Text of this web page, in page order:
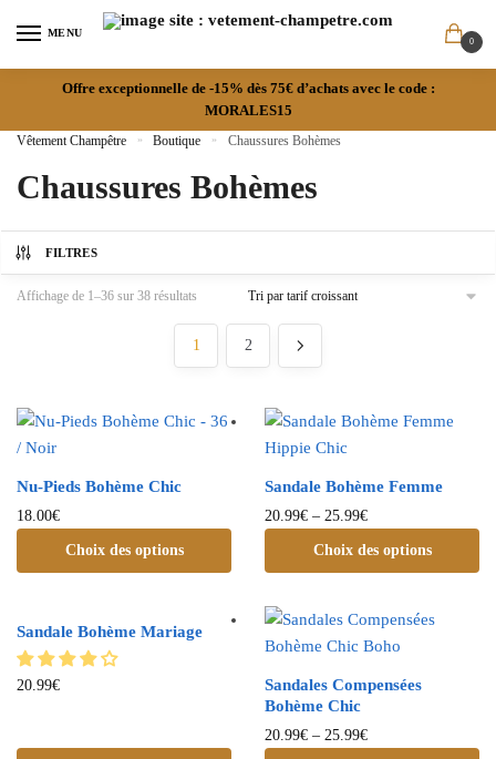
MENU
0
Offre exceptionnelle de -15% dès 75€ d’achats avec le code :
MORALES15
Vêtement Champêtre » Boutique » Chaussures Bohèmes
Chaussures Bohèmes
FILTRES
Affichage de 1–36 sur 38 résultats
1 2
Nu-Pieds Bohème Chic
18.00€
Choix des options
Sandale Bohème Femme
20.99€ – 25.99€
Choix des options
Sandale Bohème Mariage
20.99€
Sandales Compensées
Bohème Chic
20.99€ – 25.99€